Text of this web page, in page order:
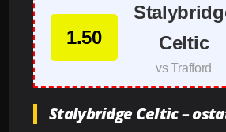
1.50
Celtic
vs Trafford
Stalybridge Celtic –